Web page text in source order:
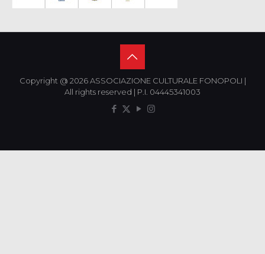
Copyright @ 2026 ASSOCIAZIONE CULTURALE FONOPOLI |
All rights reserved | P.I. 04445341003